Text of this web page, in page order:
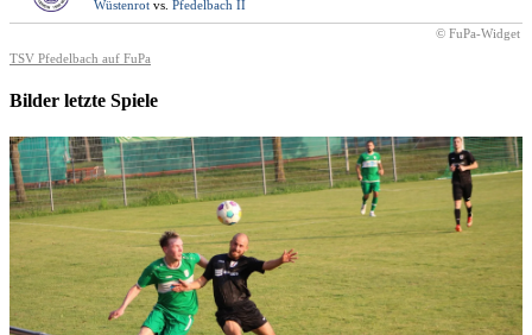
Wüstenrot vs. Pfedelbach II
© FuPa-Widget
TSV Pfedelbach auf FuPa
Bilder letzte Spiele